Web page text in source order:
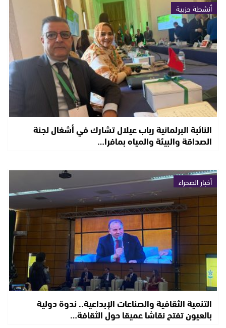
أنشطة حزبية
النائبة البرلمانية رباب عيلال تشارك في أشغال لجنة
الصداقة والبيئة والمياه بمافرا…
أخبار الصحراء
التنمية الثقافية والصناعات الإبداعية.. ندوة دولية
بالعيون تفتح نقاشا عميقا حول الثقافة…